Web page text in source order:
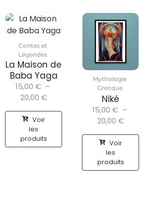
Contes et
Légendes
La Maison de
Baba Yaga
15,00 € –
20,00 €
Voir
les
produits
Mythologie
Grecque
Niké
15,00 € –
20,00 €
Voir
les
produits